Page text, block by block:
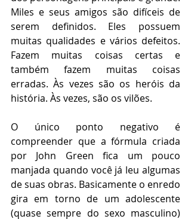
Miles e seus amigos são difíceis de
serem definidos. Eles possuem
muitas qualidades e vários defeitos.
Fazem muitas coisas certas e
também fazem muitas coisas
erradas. Às vezes são os heróis da
história. Às vezes, são os vilões.
O único ponto negativo é
compreender que a fórmula criada
por John Green fica um pouco
manjada quando você já leu algumas
de suas obras. Basicamente o enredo
gira em torno de um adolescente
(quase sempre do sexo masculino)